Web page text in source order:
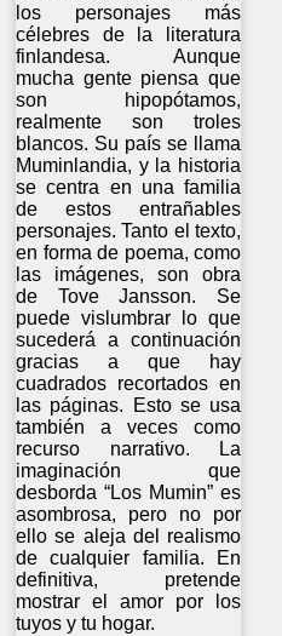
los personajes más
célebres de la literatura
finlandesa. Aunque
mucha gente piensa que
son hipopótamos,
realmente son troles
blancos. Su país se llama
Muminlandia, y la historia
se centra en una familia
de estos entrañables
personajes. Tanto el texto,
en forma de poema, como
las imágenes, son obra
de Tove Jansson. Se
puede vislumbrar lo que
sucederá a continuación
gracias a que hay
cuadrados recortados en
las páginas. Esto se usa
también a veces como
recurso narrativo. La
imaginación que
desborda “Los Mumin” es
asombrosa, pero no por
ello se aleja del realismo
de cualquier familia. En
definitiva, pretende
mostrar el amor por los
tuyos y tu hogar.